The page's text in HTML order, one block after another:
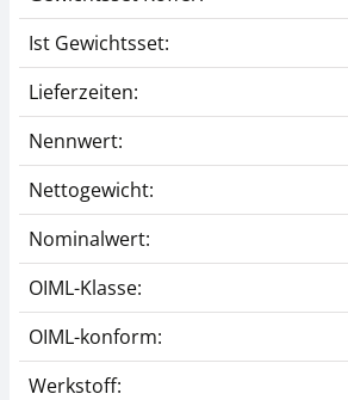
Ist Gewichtsset:
Lieferzeiten:
Nennwert:
Nettogewicht:
Nominalwert:
OIML-Klasse:
OIML-konform:
Werkstoff: